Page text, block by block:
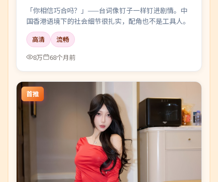
「你相信巧合吗？」——台词像钉子一样钉进剧情。中
国香港语境下的社会细节很扎实，配角也不是工具人。
高清
流畅
8万
68个月前
首推